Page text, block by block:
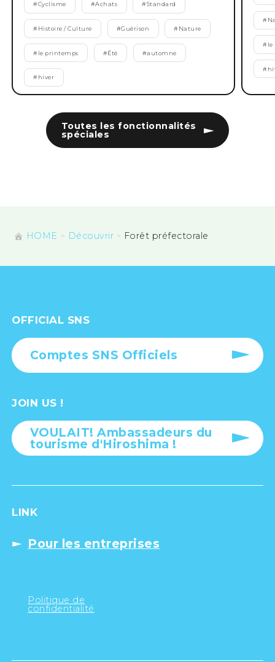
Toutes les fonctionnalités
spéciales
#Cyclisme #Achats #Standard
# Histoire / Culture #Guérison # Nature
# le printemps #Été #automne
# hiver
#
# le
#
HOME Découvrir Forêt préfectorale
OFFICIAL SNS
Comptes SNS Officiels
JOIN US !
VOULAIT! Ambassadeurs du
tourisme d'Hiroshima !
LINK
Pour les entreprises
Politique de
confidentialité